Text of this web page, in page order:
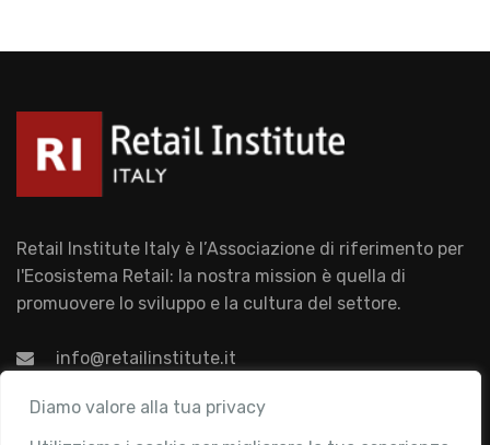
Diamo valore alla tua privacy
Retail Institute Italy è l’Associazione di riferimento per
l'Ecosistema Retail: la nostra mission è quella di
promuovere lo sviluppo e la cultura del settore.
info@retailinstitute.it
Associazione